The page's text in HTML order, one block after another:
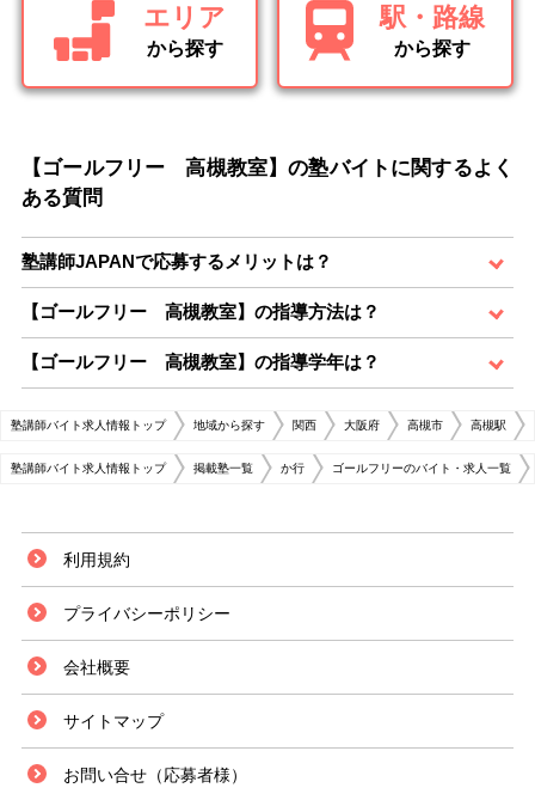
エリア
から探す
駅・路線
から探す
【ゴールフリー 高槻教室】の塾バイトに関するよく
ある質問
塾講師JAPANで応募するメリットは？
【ゴールフリー 高槻教室】の指導方法は？
【ゴールフリー 高槻教室】の指導学年は？
塾講師バイト求人情報トップ 地域から探す 関西 大阪府 高槻市 高槻駅
塾講師バイト求人情報トップ 掲載塾一覧 か行 ゴールフリーのバイト・求人一覧
利用規約
プライバシーポリシー
会社概要
サイトマップ
お問い合せ（応募者様）